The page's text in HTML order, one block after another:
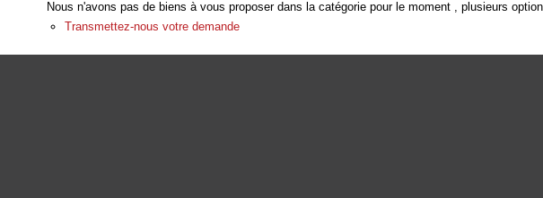
Nous n'avons pas de biens à vous proposer dans la catégorie pour le moment , plusieurs
Transmettez-nous votre demande